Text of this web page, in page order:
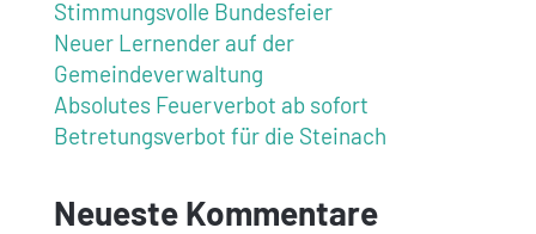
Stimmungsvolle Bundesfeier
Neuer Lernender auf der
Gemeindeverwaltung
Absolutes Feuerverbot ab sofort
Betretungsverbot für die Steinach
Neueste Kommentare